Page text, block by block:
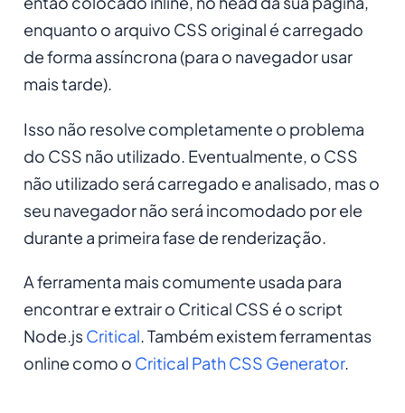
enquanto o arquivo CSS original é carregado
de forma assíncrona (para o navegador usar
mais tarde).
Isso não resolve completamente o problema
do CSS não utilizado. Eventualmente, o CSS
não utilizado será carregado e analisado, mas o
seu navegador não será incomodado por ele
durante a primeira fase de renderização.
A ferramenta mais comumente usada para
encontrar e extrair o Critical CSS é o script
Node.jsCritical. Também existem ferramentas
online como o Critical Path CSS Generator.